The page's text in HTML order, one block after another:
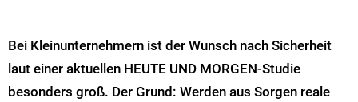
Bei Kleinunternehmern ist der Wunsch nach Sicherheit
laut einer aktuellen HEUTE UND MORGEN-Studie
besonders groß. Der Grund: Werden aus Sorgen reale